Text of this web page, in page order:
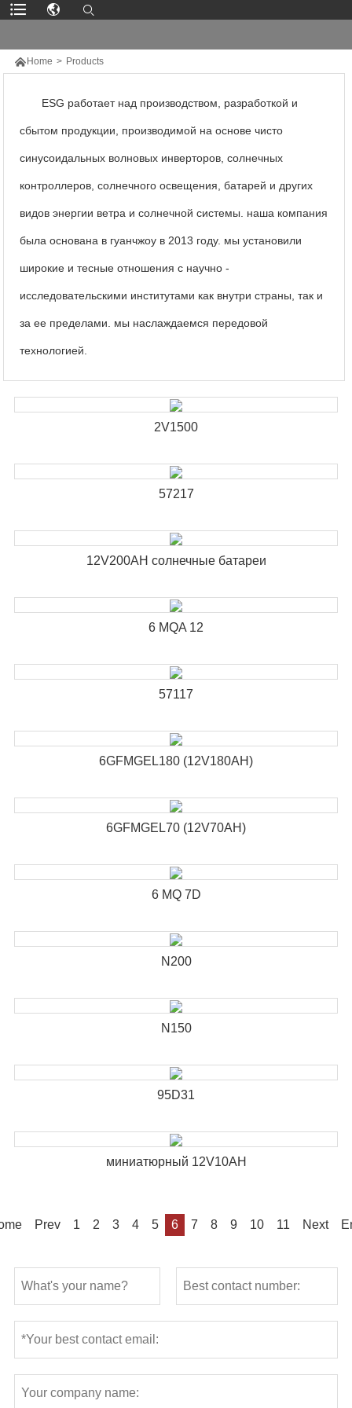
 Home > Products
ESG работает над производством, разработкой и
сбытом продукции, производимой на основе чисто
синусоидальных волновых инверторов, солнечных
контроллеров, солнечного освещения, батарей и других
видов энергии ветра и солнечной системы. наша компания
была основана в гуанчжоу в 2013 году. мы установили
широкие и тесные отношения с научно -
исследовательскими институтами как внутри страны, так и
за ее пределами. мы наслаждаемся передовой
технологией.
2V1500
57217
12V200AH солнечные батареи
6 MQA 12
57117
6GFMGEL180 (12V180AH)
6GFMGEL70 (12V70AH)
6 MQ 7D
N200
N150
95D31
миниатюрный 12V10AH
Prev 1 2 3 4 5 6 7 8 9 10 11 Next